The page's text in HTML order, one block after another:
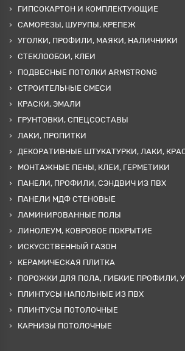
ГИПСОКАРТОН И КОМПЛЕКТУЮЩИЕ
САМОРЕЗЫ, ШУРУПЫ, КРЕПЕЖ
УГОЛКИ, ПРОФИЛИ, МАЯКИ, НАЛИЧНИКИ
СТЕКЛООБОИ, КЛЕИ
ПОДВЕСНЫЕ ПОТОЛКИ ARMSTRONG
СТРОИТЕЛЬНЫЕ СМЕСИ
КРАСКИ, ЭМАЛИ
ГРУНТОВКИ, СПЕЦСОСТАВЫ
ЛАКИ, ПРОПИТКИ
ДЕКОРАТИВНЫЕ ШТУКАТУРКИ, ЛАКИ,
МОНТАЖНЫЕ ПЕНЫ, КЛЕИ, ГЕРМЕТИКИ
ПАНЕЛИ, ПРОФИЛИ, СЭНДВИЧ ИЗ ПВХ
ПАНЕЛИ МДФ СТЕНОВЫЕ
ЛАМИНИРОВАННЫЕ ПОЛЫ
ЛИНОЛЕУМ, КОВРОВОЕ ПОКРЫТИЕ
ИСКУССТВЕННЫЙ ГАЗОН
КЕРАМИЧЕСКАЯ ПЛИТКА
ПОРОЖКИ ДЛЯ ПОЛА, ГИБКИЕ ПРОФИЛИ,
ПЛИНТУСЫ НАПОЛЬНЫЕ ИЗ ПВХ
ПЛИНТУСЫ ПОТОЛОЧНЫЕ
КАРНИЗЫ ПОТОЛОЧНЫЕ